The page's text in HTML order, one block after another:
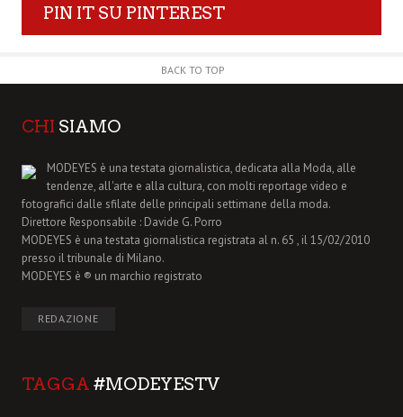
PIN IT SU PINTEREST
BACK TO TOP
CHI SIAMO
MODEYES è una testata giornalistica, dedicata alla Moda, alle
tendenze, all'arte e alla cultura, con molti reportage video e
fotografici dalle sfilate delle principali settimane della moda.
Direttore Responsabile : Davide G. Porro
MODEYES è una testata giornalistica registrata al n. 65 , il 15/02/2010
presso il tribunale di Milano.
MODEYES è ® un marchio registrato
REDAZIONE
TAGGA #MODEYESTV